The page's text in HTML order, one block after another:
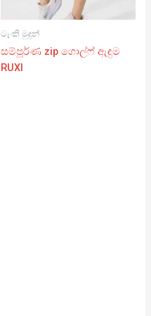
ටැංකි මුදුන්
සම්පූර්ණ zip ගොල්ෆ් ඇඳුම
RUXI